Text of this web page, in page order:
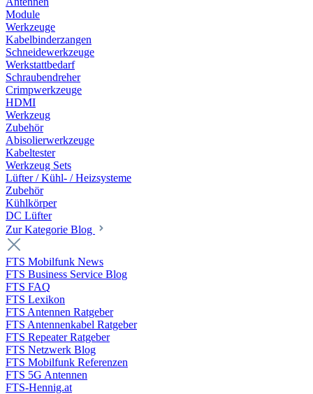
Module
Werkzeuge
Kabelbinderzangen
Schneidewerkzeuge
Werkstattbedarf
Schraubendreher
Crimpwerkzeuge
HDMI
Werkzeug
Zubehör
Abisolierwerkzeuge
Kabeltester
Werkzeug Sets
Lüfter / Kühl- / Heizsysteme
Zubehör
Kühlkörper
DC Lüfter
Zur Kategorie Blog
FTS Mobilfunk News
FTS Business Service Blog
FTS FAQ
FTS Lexikon
FTS Antennen Ratgeber
FTS Antennenkabel Ratgeber
FTS Repeater Ratgeber
FTS Netzwerk Blog
FTS Mobilfunk Referenzen
FTS 5G Antennen
FTS-Hennig.at